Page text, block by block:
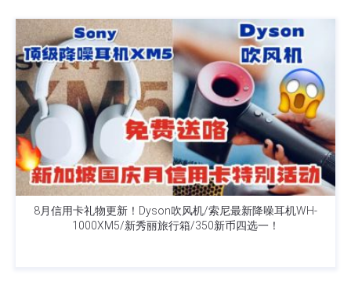
8月信用卡礼物更新！Dyson吹风机/索尼最新降噪耳机WH-
1000XM5/新秀丽旅行箱/350新币四选一！